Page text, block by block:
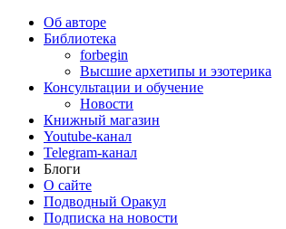
Об авторе
Библиотека
forbegin
Высшие архетипы и эзотерика
Консультации и обучение
Новости
Книжный магазин
Youtube-канал
Telegram-канал
Блоги
О сайте
Подводный Оракул
Подписка на новости